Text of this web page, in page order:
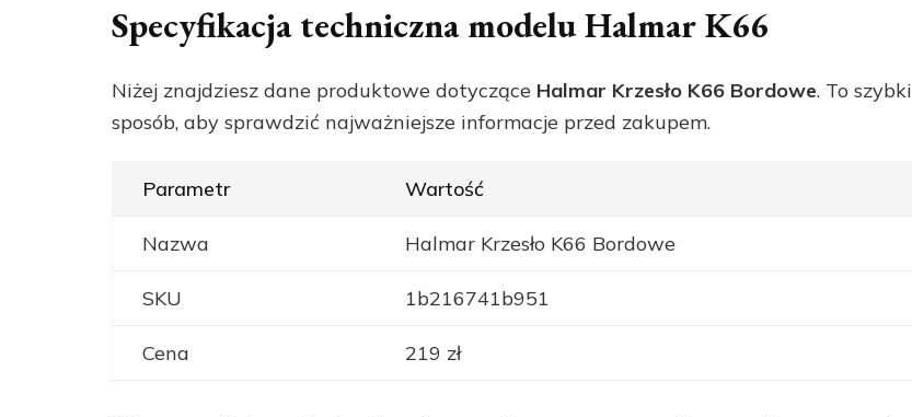
Specyfikacja techniczna modelu Halmar K66
Niżej znajdziesz dane produktowe dotyczące Halmar Krzesło K66 Bordowe. To szybki
sposób, aby sprawdzić najważniejsze informacje przed zakupem.
Parametr Wartość
Nazwa Halmar Krzesło K66 Bordowe
SKU 1b216741b951
Cena 219 zł